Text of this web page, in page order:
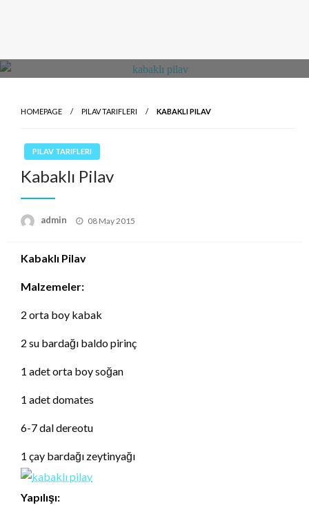
HOMEPAGE PILAV TARIFLERI KABAKLI PILAV
PILAV TARIFLERI
Kabaklı Pilav
admin
Posted
08 May 2015
Kabaklı Pilav
Malzemeler:
2 orta boy kabak
2 su bardağı baldo pirinç
1 adet orta boy soğan
1 adet domates
6-7 dal dereotu
1 çay bardağı zeytinyağı
Yapılışı: